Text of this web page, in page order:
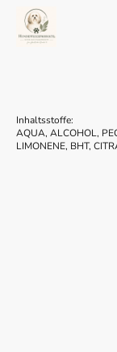
Inhaltsstoffe:
AQUA, ALCOHOL,
LIMONENE, BHT,